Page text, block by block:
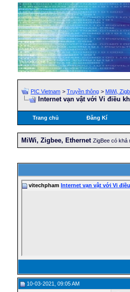
PIC Vietnam > Truyền thông > MiWi,
Internet vạn vật với Vi điều
Trang chủ Đăng Kí
MiWi, Zigbee, Ethernet ZigBee có khả
vitechpham Internet vạn vật với Vi
10-03-2021, 09:05 AM